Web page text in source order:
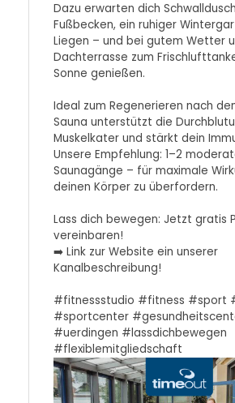
Dazu erwarten dich
Fußbecken, ein ruhiger
Liegen – und bei gutem Wetter
Dachterrasse zum
Sonne genießen.
Ideal zum Regenerieren nach
Sauna unterstützt die
Muskelkater und stärkt dein
Unsere Empfehlung: 1–2
Saunagänge – für maximale
deinen Körper zu überfordern.
Lass dich bewegen: Jetzt gratis
vereinbaren!
➡️ Link zur Website ein unserer
Kanalbeschreibung!
#fitnessstudio #fitness #sport
#sportcenter
#uerdingen #lassdichbewegen
#flexiblemitgliedschaft